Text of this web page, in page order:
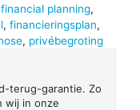
financial planning,
, financieringsplan,
, privébegroting
terug-garantie. Zo
wij in onze